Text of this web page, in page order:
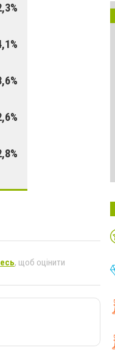
, щоб оцінити